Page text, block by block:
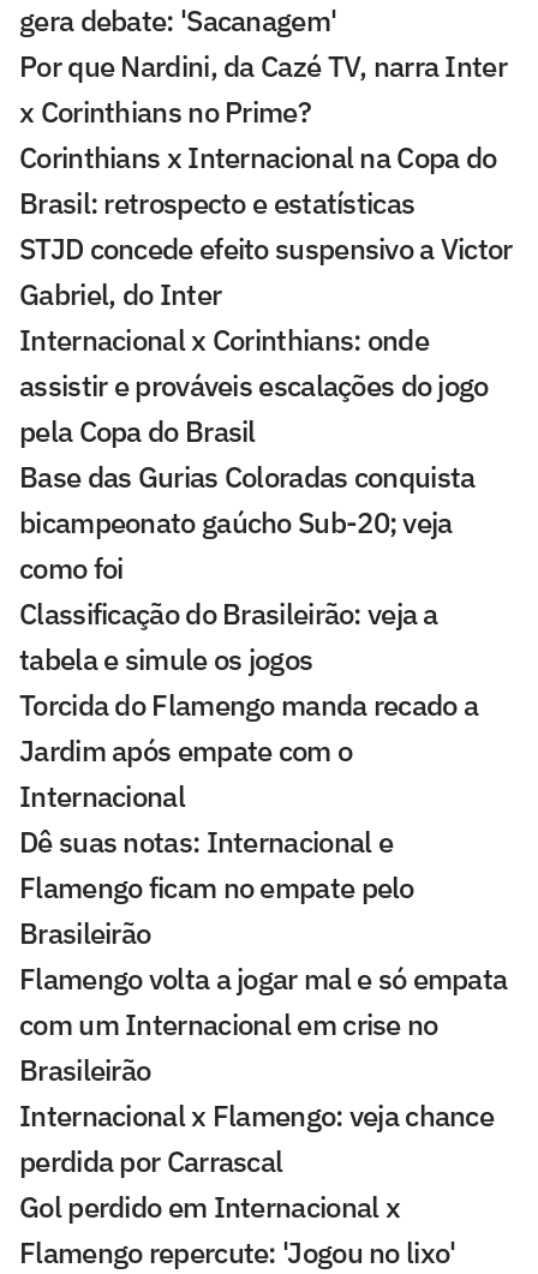
gera debate: 'Sacanagem'
Por que Nardini, da Cazé TV, narra Inter
x Corinthians no Prime?
Corinthians x Internacional na Copa do
Brasil: retrospecto e estatísticas
STJD concede efeito suspensivo a Victor
Gabriel, do Inter
Internacional x Corinthians: onde
assistir e prováveis escalações do jogo
pela Copa do Brasil
Base das Gurias Coloradas conquista
bicampeonato gaúcho Sub-20; veja
como foi
Classificação do Brasileirão: veja a
tabela e simule os jogos
Torcida do Flamengo manda recado a
Jardim após empate com o
Internacional
Dê suas notas: Internacional e
Flamengo ficam no empate pelo
Brasileirão
Flamengo volta a jogar mal e só empata
com um Internacional em crise no
Brasileirão
Internacional x Flamengo: veja chance
perdida por Carrascal
Gol perdido em Internacional x
Flamengo repercute: 'Jogou no lixo'